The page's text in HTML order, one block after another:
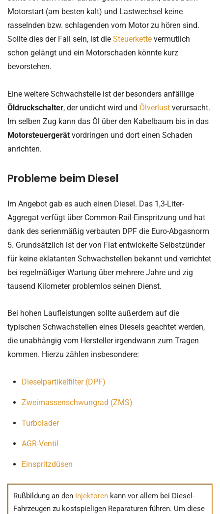
Motorstart (am besten kalt) und Lastwechsel keine
rasselnden bzw. schlagenden vom Motor zu hören sind.
Sollte dies der Fall sein, ist die Steuerkette vermutlich
schon gelängt und ein Motorschaden könnte kurz
bevorstehen.
Eine weitere Schwachstelle ist der besonders anfällige
Öldruckschalter, der undicht wird und Ölverlust verursacht.
Im selben Zug kann das Öl über den Kabelbaum bis in das
Motorsteuergerät vordringen und dort einen Schaden
anrichten.
Probleme beim Diesel
Im Angebot gab es auch einen Diesel. Das 1,3-Liter-
Aggregat verfügt über Common-Rail-Einspritzung und hat
dank des serienmäßig verbauten DPF die Euro-Abgasnorm
5. Grundsätzlich ist der von Fiat entwickelte Selbstzünder
für keine eklatanten Schwachstellen bekannt und verrichtet
bei regelmäßiger Wartung über mehrere Jahre und zig
tausend Kilometer problemlos seinen Dienst.
Bei hohen Laufleistungen sollte außerdem auf die
typischen Schwachstellen eines Diesels geachtet werden,
die unabhängig vom Hersteller irgendwann zum Tragen
kommen. Hierzu zählen insbesondere:
Dieselpartikelfilter (DPF)
Zweimassenschwungrad (ZMS)
Turbolader
AGR-Ventil
Einspritzdüsen
Rußbildung an den Injektoren kann vor allem bei Diesel-
Fahrzeugen zu kostspieligen Reparaturen führen. Um diese